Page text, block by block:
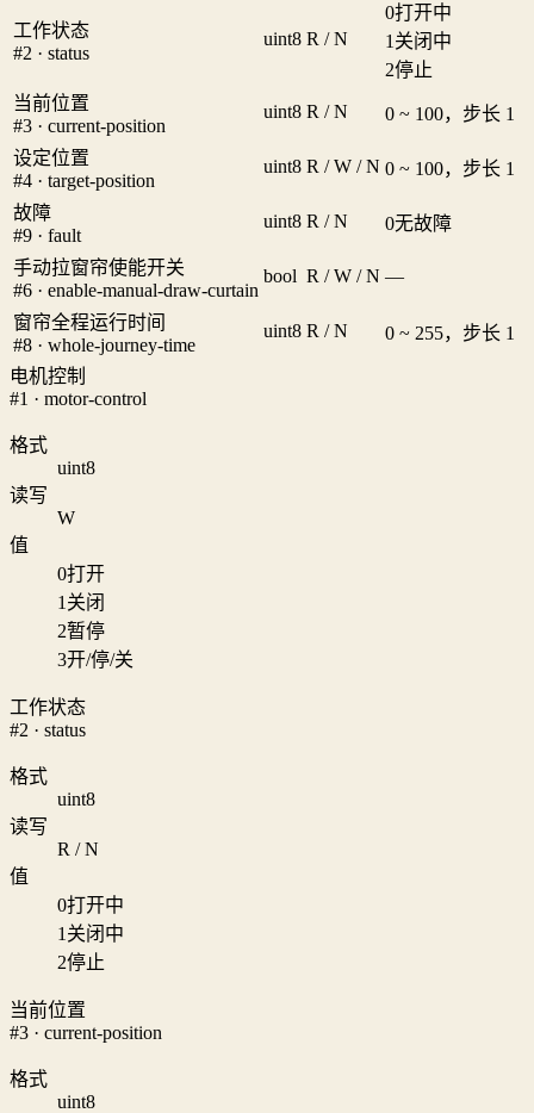
工作状态
#2 · status
uint8 R / N
0打开中
1 关闭中
2停止
当前位置
#3 · current-position
uint8 R / N 0 ~ 100，步长 1
设定位置
#4 · target-position
uint8 R / W / N 0 ~ 100，步长 1
故障
#9 · fault
uint8 R / N 0无故障
手动拉窗帘使能开关
#6 · enable-manual-draw-curtain
bool R / W / N —
窗帘全程运行时间
#8 · whole-journey-time
uint8 R / N 0 ~ 255，步长 1
电机控制
#1 · motor-control
格式
uint8
读写
W
值
0打开
1 关闭
2暂停
3开/停/关
工作状态
#2 · status
格式
uint8
读写
R / N
值
0打开中
1 关闭中
2停止
当前位置
#3 · current-position
格式
uint8